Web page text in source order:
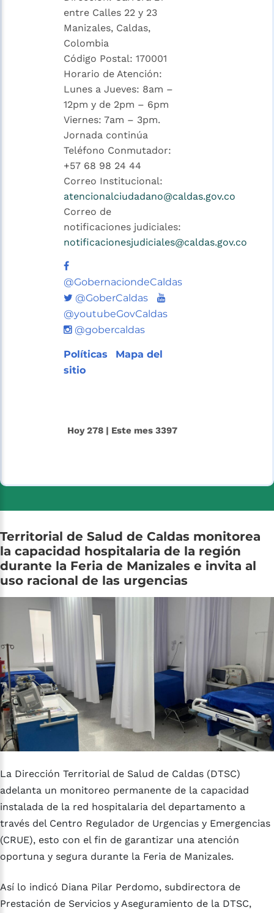
entre Calles 22 y 23
Manizales, Caldas,
Colombia
Código Postal: 170001
Horario de Atención:
Lunes a Jueves: 8am –
12pm y de 2pm – 6pm
Viernes: 7am – 3pm.
Jornada continúa
Teléfono Conmutador:
+57 68 98 24 44
Correo Institucional:
atencionalciudadano@caldas.gov.co
Correo de
notificaciones judiciales:
notificacionesjudiciales@caldas.gov.co
@GobernaciondeCaldas
Twitter
@GoberCaldas
Youtube
@youtubeGovCaldas
@gobercaldas
Políticas
Mapa del
sitio
Hoy 278 | Este mes 3397
Territorial de Salud de Caldas monitorea
la capacidad hospitalaria de la región
durante la Feria de Manizales e invita al
uso racional de las urgencias
La Dirección Territorial de Salud de Caldas (DTSC)
adelanta un monitoreo permanente de la capacidad
instalada de la red hospitalaria del departamento a
través del Centro Regulador de Urgencias y Emergencias
(CRUE), esto con el fin de garantizar una atención
oportuna y segura durante la Feria de Manizales.
Así lo indicó Diana Pilar Perdomo, subdirectora de
Prestación de Servicios y Aseguramiento de la DTSC,